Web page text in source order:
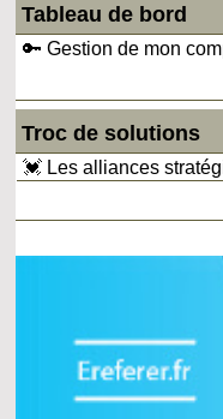
Tableau de bord
🔑 Gestion de mon
Troc de solutions
💓 Les alliances